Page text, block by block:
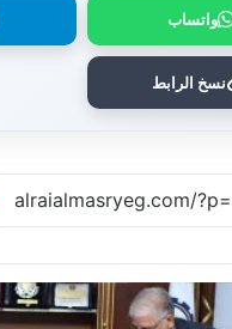
واتساب
نسخ الرابط